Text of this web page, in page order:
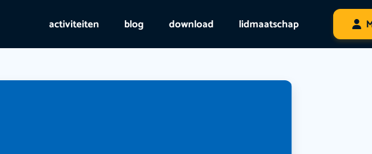
activiteiten blog download lidmaatschap